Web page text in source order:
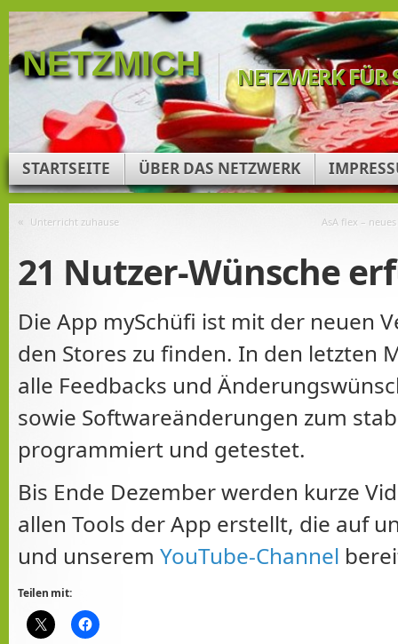
NETZMICH NETZWERK
STARTSEITE ÜBER DAS NETZWERK
« Unterricht zuhause AsA flex –
21 Nutzer-Wünsche
Die App mySchüfi ist mit der neuen
den Stores zu finden. In den letzten
alle Feedbacks und
sowie Softwareänderungen zum
programmiert und getestet.
Bis Ende Dezember werden kurze
allen Tools der App erstellt, die auf
und unserem YouTube-Channel
Teilen mit: